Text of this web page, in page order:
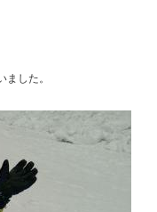
した。